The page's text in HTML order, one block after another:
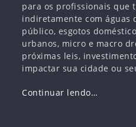
para os profissionais que
indiretamente com águas
público, esgotos
urbanos, micro e macro
próximas leis,
impactar sua cidade ou
Continuar lendo…